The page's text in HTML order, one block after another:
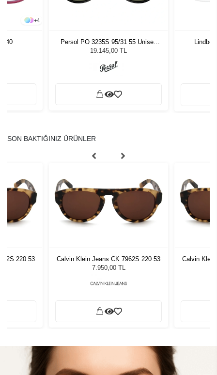
+4
- 40
Persol PO 3235S 95/31 55 Unisex
Güneş Gözlüğü
19.145,00 TL
SON BAKTIĞINIZ ÜRÜNLER
220 53
Calvin Klein Jeans CK 7962S 220 53
7.950,00 TL
Calvin